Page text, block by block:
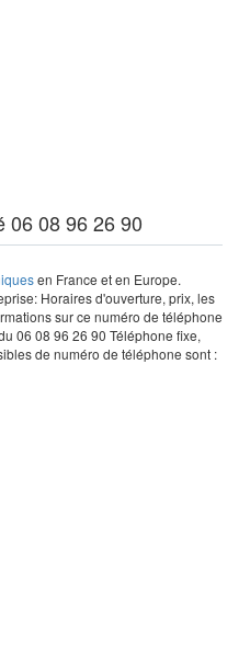
06 08 96 26 90
en France et en Europe.
Horaires d'ouverture, prix, les
sur ce numéro de téléphone
06 08 96 26 90 Téléphone fixe,
de numéro de téléphone sont :